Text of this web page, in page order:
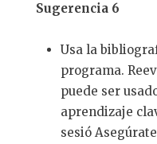
Sugerencia 6
Usa la
programa.
puede ser
aprendizaje
sesió